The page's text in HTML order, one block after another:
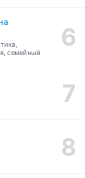
семейный